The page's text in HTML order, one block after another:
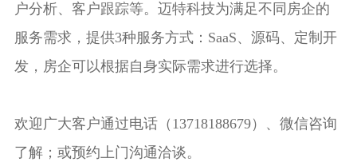
户分析、客户跟踪等。迈特科技为满足不同房企的
服务需求，提供3种服务方式：SaaS、源码、定制开
发，房企可以根据自身实际需求进行选择。
欢迎广大客户通过电话（13718188679）、微信咨询
了解；或预约上门沟通洽谈。